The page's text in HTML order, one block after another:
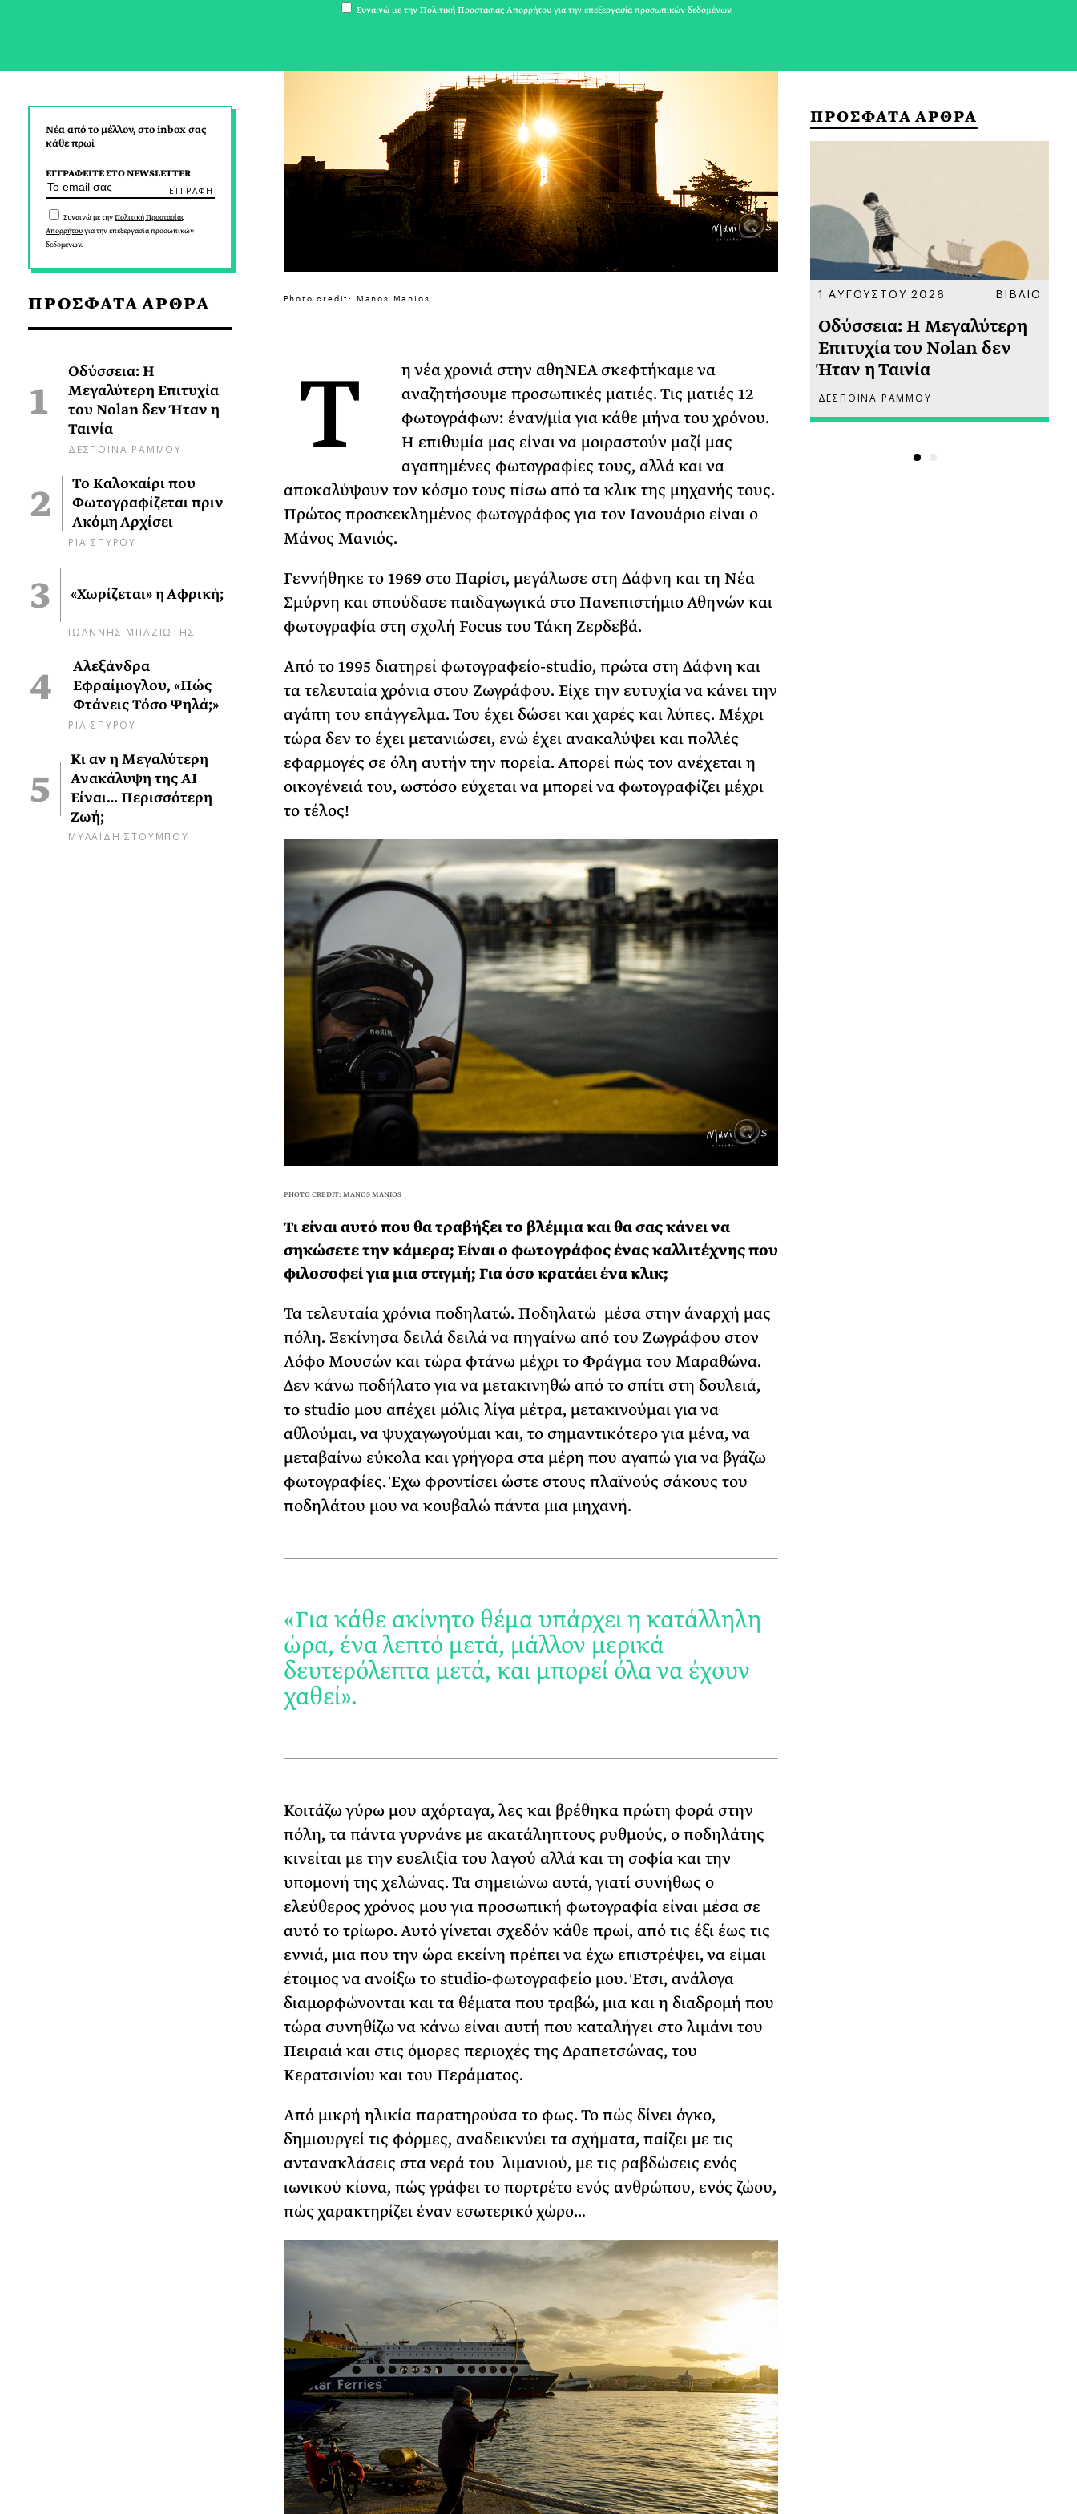
Νέα από το μέλλον, στο inbox σας
κάθε πρωί
ΕΓΓΡΑΦΕΙΤΕ ΣΤΟ NEWSLETTER
Συναινώ με τηνΠολιτική Προστασίας
Απορρήτουγια την επεξεργασία προσωπικών
δεδομένων.
ΠΡΟΣΦΑΤΑ ΑΡΘΡΑ
Οδύσσεια: Η
Μεγαλύτερη Επιτυχία
του Nolan δεν Ήταν η
Ταινία
ΔΕΣΠΟΙΝΑ ΡΑΜΜΟΥ
Το Καλοκαίρι που
Φωτογραφίζεται πριν
Ακόμη Αρχίσει
ΡΙΑ ΣΠΥΡΟΥ
«Χωρίζεται» η Αφρική;
ΙΩΑΝΝΗΣ ΜΠΑΖΙΩΤΗΣ
Αλεξάνδρα
Εφραίμογλου, «Πώς
Φτάνεις Τόσο Ψηλά;»
ΡΙΑ ΣΠΥΡΟΥ
Κι αν η Μεγαλύτερη
Ανακάλυψη της AI
Είναι… Περισσότερη
Ζωή;
ΜΥΛΑΙΔΗ ΣΤΟΥΜΠΟΥ
Photo credit: Manos Manios
Τ
η νέα χρονιά στην αθηΝΕΑ σκεφτήκαμε να
αναζητήσουμε προσωπικές ματιές. Τις ματιές 12
φωτογράφων: έναν/μία για κάθε μήνα του χρόνου.
Η επιθυμία μας είναι να μοιραστούν μαζί μας
αγαπημένες φωτογραφίες τους, αλλά και να
αποκαλύψουν τον κόσμο τους πίσω από τα κλικ της μηχανής τους.
Πρώτος προσκεκλημένος φωτογράφος για τον Ιανουάριο είναι ο
Μάνος Μανιός.
Γεννήθηκε το 1969 στο Παρίσι, μεγάλωσε στη Δάφνη και τη Νέα
Σμύρνη και σπούδασε παιδαγωγικά στο Πανεπιστήμιο Αθηνών και
φωτογραφία στη σχολή Focus του Τάκη Ζερδεβά.
Από το 1995 διατηρεί φωτογραφείο-studio, πρώτα στη Δάφνη και
τα τελευταία χρόνια στου Ζωγράφου. Είχε την ευτυχία να κάνει την
αγάπη του επάγγελμα. Του έχει δώσει και χαρές και λύπες. Μέχρι
τώρα δεν το έχει μετανιώσει, ενώ έχει ανακαλύψει και πολλές
εφαρμογές σε όλη αυτήν την πορεία. Απορεί πώς τον ανέχεται η
οικογένειά του, ωστόσο εύχεται να μπορεί να φωτογραφίζει μέχρι
το τέλος!
PHOTO CREDIT: MANOS MANIOS
Τι είναι αυτό που θα τραβήξει το βλέμμα και θα σας κάνει να
σηκώσετε την κάμερα; Είναι ο φωτογράφος ένας καλλιτέχνης που
φιλοσοφεί για μια στιγμή; Για όσο κρατάει ένα κλικ;
Τα τελευταία χρόνια ποδηλατώ. Ποδηλατώ μέσα στην άναρχή μας
πόλη. Ξεκίνησα δειλά δειλά να πηγαίνω από του Ζωγράφου στον
Λόφο Μουσών και τώρα φτάνω μέχρι το Φράγμα του Μαραθώνα.
Δεν κάνω ποδήλατο για να μετακινηθώ από το σπίτι στη δουλειά,
το studio μου απέχει μόλις λίγα μέτρα, μετακινούμαι για να
αθλούμαι, να ψυχαγωγούμαι και, το σημαντικότερο για μένα, να
μεταβαίνω εύκολα και γρήγορα στα μέρη που αγαπώ για να βγάζω
φωτογραφίες. Έχω φροντίσει ώστε στους πλαϊνούς σάκους του
ποδηλάτου μου να κουβαλώ πάντα μια μηχανή.
«Για κάθε ακίνητο θέμα υπάρχει η κατάλληλη
ώρα, ένα λεπτό μετά, μάλλον μερικά
δευτερόλεπτα μετά, και μπορεί όλα να έχουν
χαθεί».
Κοιτάζω γύρω μου αχόρταγα, λες και βρέθηκα πρώτη φορά στην
πόλη, τα πάντα γυρνάνε με ακατάληπτους ρυθμούς, ο ποδηλάτης
κινείται με την ευελιξία του λαγού αλλά και τη σοφία και την
υπομονή της χελώνας. Τα σημειώνω αυτά, γιατί συνήθως ο
ελεύθερος χρόνος μου για προσωπική φωτογραφία είναι μέσα σε
αυτό το τρίωρο. Αυτό γίνεται σχεδόν κάθε πρωί, από τις έξι έως τις
εννιά, μια που την ώρα εκείνη πρέπει να έχω επιστρέψει, να είμαι
έτοιμος να ανοίξω το studio-φωτογραφείο μου. Έτσι, ανάλογα
διαμορφώνονται και τα θέματα που τραβώ, μια και η διαδρομή που
τώρα συνηθίζω να κάνω είναι αυτή που καταλήγει στο λιμάνι του
Πειραιά και στις όμορες περιοχές της Δραπετσώνας, του
Κερατσινίου και του Περάματος.
Από μικρή ηλικία παρατηρούσα το φως. Το πώς δίνει όγκο,
δημιουργεί τις φόρμες, αναδεικνύει τα σχήματα, παίζει με τις
αντανακλάσεις στα νερά του λιμανιού, με τις ραβδώσεις ενός
ιωνικού κίονα, πώς γράφει το πορτρέτο ενός ανθρώπου, ενός ζώου,
πώς χαρακτηρίζει έναν εσωτερικό χώρο…
ΠΡΟΣΦΑΤΑ ΑΡΘΡΑ
Ακόμη Αρχίσει
ΡΙΑ ΣΠΥΡΟΥ
1 ΑΥΓΟΥΣΤΟΥ 2026 ΒΙΒΛΙΟ
Οδύσσεια: Η Μεγαλύτερη
Επιτυχία του Nolan δεν
Ήταν η Ταινία
ΔΕΣΠΟΙΝΑ ΡΑΜΜΟΥ
Συναινώ με την Πολιτική Προστασίας Απορρήτου για την επεξεργασία προσωπικών δεδομένων.